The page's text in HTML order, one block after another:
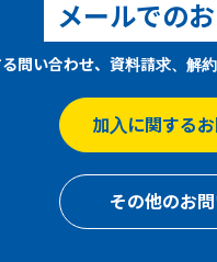
メールでの
問い合わせ、資料請求、解
加入に関する
その他のお